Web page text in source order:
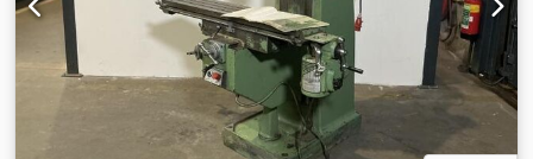
mm Diámetro máximo del eje principal: 115,0 mm (4,5")
Diámetro máximo del muñón: 100,00 mm (3,9") Diámetro
máximo de giro: 250,0 mm (9,84") Recorrido del eje X: 1450
mm (57,1") Recorrido del eje Y: 150 mm (5.9")W/HSK 50
Recorrido del eje Z: 305,0 mm (12,0") Recorrido del eje A:
360 grados Recorrido eje B: 90 grados Velocidad de avance